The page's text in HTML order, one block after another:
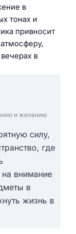
в
тонах и
привносит
в
и желанию
силу,
где
на внимание
в
жизнь в